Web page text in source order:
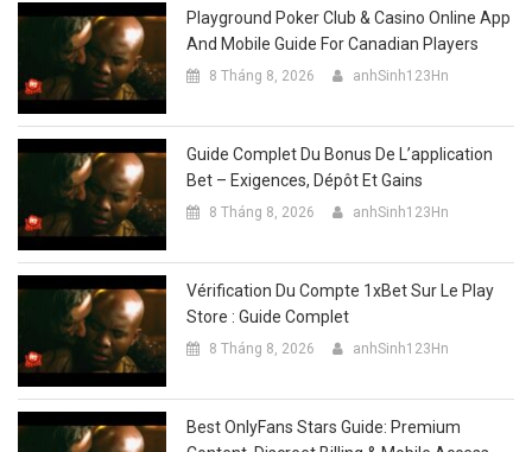
Playground Poker Club & Casino Online App
And Mobile Guide For Canadian Players
8 Tháng 8, 2026 anhSinh123Hn
Guide Complet Du Bonus De L’application
Bet – Exigences, Dépôt Et Gains
8 Tháng 8, 2026 anhSinh123Hn
Vérification Du Compte 1xBet Sur Le Play
Store : Guide Complet
8 Tháng 8, 2026 anhSinh123Hn
Best OnlyFans Stars Guide: Premium